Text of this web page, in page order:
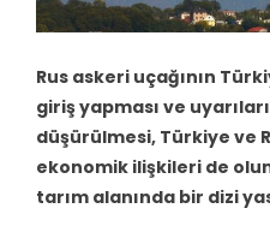
Rus askeri uçağının
giriş yapması ve
düşürülmesi, Türkiye ve
ekonomik ilişkileri de
tarım alanında bir dizi